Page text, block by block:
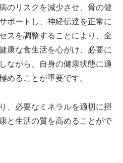
のリスクを減少させ、骨の健
ポートし、神経伝達を正常に
スを調整することにより、全
康な食生活を心がけ、必要に
ながら、自身の健康状態に適
めることが重要です。
、必要なミネラルを適切に摂
と生活の質を高めることがで